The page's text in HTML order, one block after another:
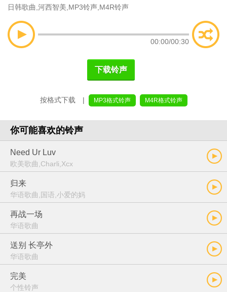
日韩歌曲 河西智美 MP3铃声 M4R铃声
00:00/00:30
下载铃声
按格式下载 | MP3格式铃声 M4R格式铃声
你可能喜欢的铃声
Need Ur Luv
欧美歌曲,Charli,Xcx
归来
华语歌曲,国语,小爱的妈
再战一场
华语歌曲
送别 长亭外
华语歌曲
完美
个性铃声